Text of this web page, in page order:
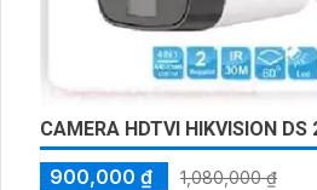
CAMERA HDTVI HIKVISION DS
900,000 ₫
1,080,000 ₫